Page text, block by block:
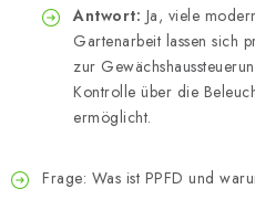
Antwort: Ja, viele
Gartenarbeit lassen sich
zur
Kontrolle über die
ermöglicht.
Frage: Was ist PPFD und